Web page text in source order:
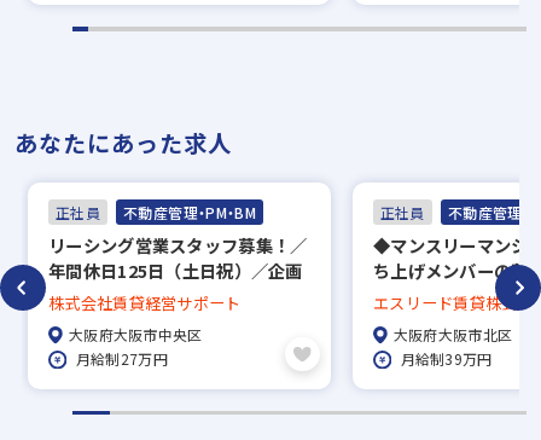
い。応募の秘密は厳守いたします。
あなたにあった求人
正社員 不動産管理・PM・BM
リーシング営業スタッフ募集！／
年間休日125日（土日祝）／企画
提案が好きな方歓迎！
株式会社賃貸経営サポート
大阪府大阪市中央区
月給制27万円
正社員 不動産管理・
◆マンスリーマンシ
ち上げメンバーの募
地：大阪／土日休み
◎
エスリード賃貸株式会
大阪府大阪市北区
月給制39万円